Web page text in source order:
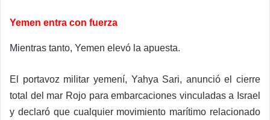
Yemen entra con fuerza
Mientras tanto, Yemen elevó la apuesta.
El portavoz militar yemení, Yahya Sari, anunció el cierre
total del mar Rojo para embarcaciones vinculadas a Israel
y declaró que cualquier movimiento marítimo relacionado